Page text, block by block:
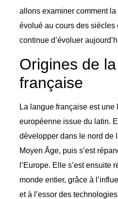
allons examiner comment
évolué au cours des siècles
continue d’évoluer
Origines de
française
La langue française est une
européenne issue du latin.
développer dans le nord de
Moyen Âge, puis s’est
l’Europe. Elle s’est ensuite
monde entier, grâce à
et à l’essor des